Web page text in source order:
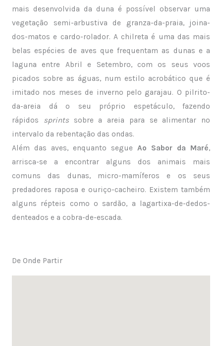
mais desenvolvida da duna é possível observar uma
vegetação semi-arbustiva de granza-da-praia, joina-
dos-matos e cardo-rolador. A chilreta é uma das mais
belas espécies de aves que frequentam as dunas e a
laguna entre Abril e Setembro, com os seus voos
picados sobre as águas, num estilo acrobático que é
imitado nos meses de inverno pelo garajau. O pilrito-
da-areia dá o seu próprio espetáculo, fazendo
rápidos sprintssobre a areia para se alimentar no
intervalo da rebentação das ondas.
Além das aves, enquanto segue Ao Sabor da Maré,
arrisca-se a encontrar alguns dos animais mais
comuns das dunas, micro-mamíferos e os seus
predadores raposa e ouriço-cacheiro. Existem também
alguns répteis como o sardão, a lagartixa-de-dedos-
denteados e a cobra-de-escada.
De Onde Partir